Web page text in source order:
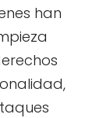
han